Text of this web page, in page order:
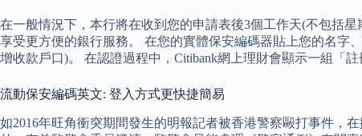
在一般情況下，本行將在收到您的申請表後3個工作天(不包括
享受更方便的銀行服務。 在您的實體保安編碼器貼上您的名字
增收款戶口)。 在認證過程中，Citibank網上理財會顯示一組「
流動保安編碼英文: 登入方式更快捷簡易
如2016年旺角衝突期間發生的明報記者被香港警察毆打事件，